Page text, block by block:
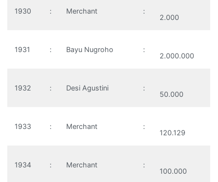
1930 : Merchant :
2.000
1931 : Bayu Nugroho :
2.000.000
1932 : Desi Agustini :
50.000
1933 : Merchant :
120.129
1934 : Merchant :
100.000